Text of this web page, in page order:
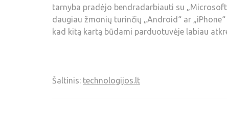
tarnyba pradėjo bendradarbiauti su
daugiau žmonių turinčių „Android“ ar
kad kitą kartą būdami parduotuvėje labiau
Šaltinis: technologijos.lt